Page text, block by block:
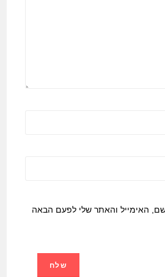
האימייל והאתר שלי לפעם הבאה